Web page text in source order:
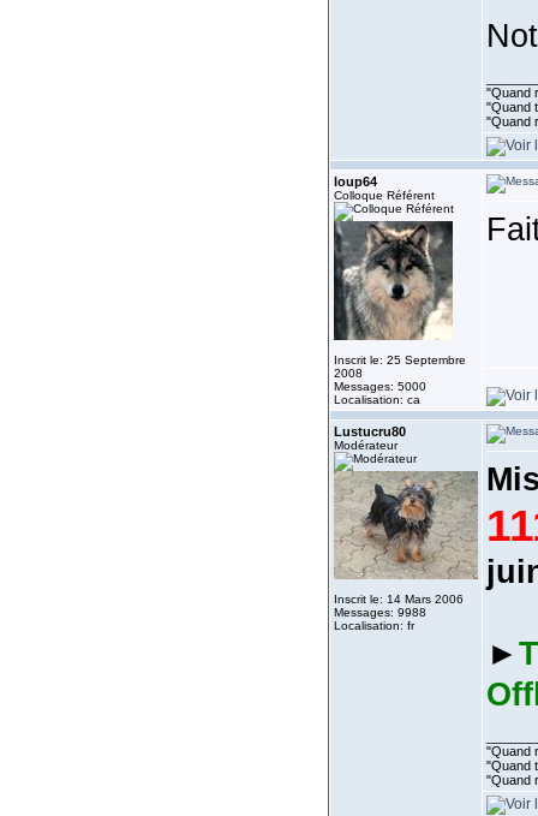
"Quand
"Quand
"Quand
loup64
Colloque Référent
Inscrit le: 25 Septembre
2008
Messages: 5000
Localisation: ca
Lustucru80
Modérateur
Inscrit le: 14 Mars 2006
Messages: 9988
Localisation: fr
►
"Quand
"Quand
"Quand